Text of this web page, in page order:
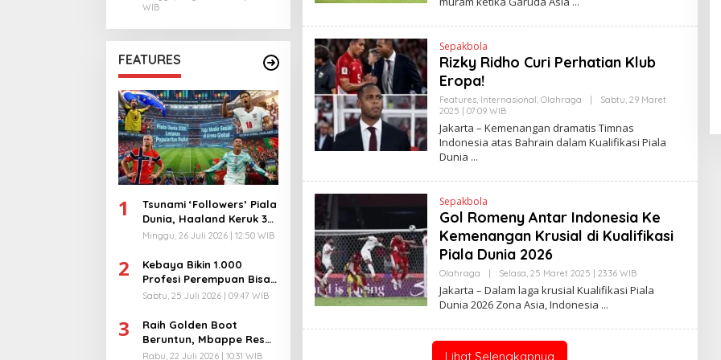
WIB
FEATURES
1
Tsunami ‘Followers’ Piala
Dunia, Haaland Keruk 32
Juta, Kiper 40 Tahun
Minggu, 26 Juli 2026 | 12:50 WIB
2
Kebaya Bikin 1.000
Profesi Perempuan Bisa
Menyatu di Arena
Sabtu, 25 Juli 2026 | 09:47 WIB
3
Raih Golden Boot
Beruntun, Mbappe Resmi
Kunci Takhta Top Skor
Rabu, 22 Juli 2026 | 10:31 WIB
A
I
W
S
I
N
Sepakbola
Rizky Ridho Curi Perhatian Klub
Eropa!
Features, Internasional, Olahraga
Sabtu, 29 Maret
2025 | 07:09 WIBO
E
H
N
N
E
W
S
L
N
K
Jakarta – Kemenangan dramatis Timnas
Indonesia atas Bahrain dalam Kualifikasi Piala
Dunia
Sepakbola
Gol Romeny Antar Indonesia Ke
Kemenangan Krusial di Kualifikasi
Piala Dunia 2026
Olahraga Selasa, 25 Maret 2025 | 23:36 WIBO
L
E
A
Jakarta – Dalam laga krusial Kualifikasi Piala
Dunia 2026 Zona Asia, Indonesia
Lihat Selengkapnya
Warga Berebut Kuota